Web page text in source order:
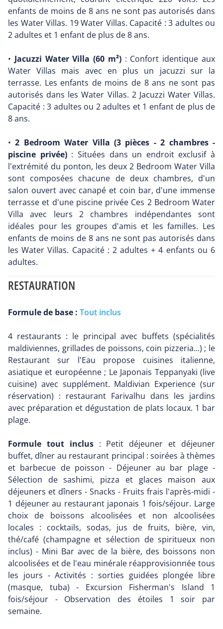
enfants de moins de 8 ans ne sont pas autorisés dans
les Water Villas. 19 Water Villas. Capacité : 3 adultes ou
2 adultes et 1 enfant de plus de 8 ans.
• Jacuzzi Water Villa (60 m²): Confort identique aux
Water Villas mais avec en plus un jacuzzi sur la
terrasse. Les enfants de moins de 8 ans ne sont pas
autorisés dans les Water Villas. 2 Jacuzzi Water Villas.
Capacité : 3 adultes ou 2 adultes et 1 enfant de plus de
8 ans.
•2 Bedroom Water Villa (3 pièces - 2 chambres -
piscine privée): Situées dans un endroit exclusif à
l'extrémité du ponton, les deux 2 Bedroom Water Villa
sont composées chacune de deux chambres, d'un
salon ouvert avec canapé et coin bar, d'une immense
terrasse et d'une piscine privée Ces 2 Bedroom Water
Villa avec leurs 2 chambres indépendantes sont
idéales pour les groupes d'amis et les familles. Les
enfants de moins de 8 ans ne sont pas autorisés dans
les Water Villas. Capacité : 2 adultes + 4 enfants ou 6
adultes.
RESTAURATION
Formule de base : Tout inclus
4 restaurants : le principal avec buffets (spécialités
maldiviennes, grillades de poissons, coin pizzeria...) ; le
Restaurant sur l'Eau propose cuisines italienne,
asiatique et européenne ; Le Japonais Teppanyaki (live
cuisine) avec supplément. Maldivian Experience (sur
réservation) : restaurant Farivalhu dans les jardins
avec préparation et dégustation de plats locaux. 1 bar
plage.
Formule tout inclus: Petit déjeuner et déjeuner
buffet, dîner au restaurant principal : soirées à thèmes
et barbecue de poisson - Déjeuner au bar plage -
Sélection de sashimi, pizza et glaces maison aux
déjeuners et dîners - Snacks - Fruits frais l'après-midi -
1 déjeuner au restaurant japonais 1 fois/séjour. Large
choix de boissons alcoolisées et non alcoolisées
locales : cocktails, sodas, jus de fruits, bière, vin,
thé/café (champagne et sélection de spiritueux non
inclus) - Mini Bar avec de la bière, des boissons non
alcoolisées et de l'eau minérale réapprovisionnée tous
les jours - Activités : sorties guidées plongée libre
(masque, tuba) - Excursion Fisherman's Island 1
fois/séjour - Observation des étoiles 1 soir par
semaine.